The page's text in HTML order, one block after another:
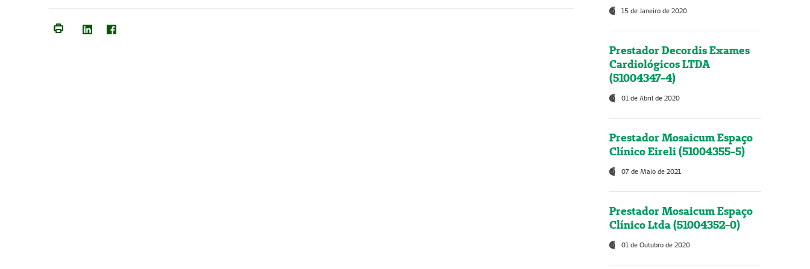
15 de Janeiro de 2020
Prestador Decordis Exames
Cardiológicos LTDA
(51004347-4)
01 de Abril de 2020
Prestador Mosaicum Espaço
Clínico Eireli (51004355-5)
07 de Maio de 2021
Prestador Mosaicum Espaço
Clínico Ltda (51004352-0)
01 de Outubro de 2020